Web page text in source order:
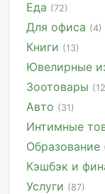
Еда (72)
Для офиса (4)
Книги (13)
Ювелирные
Зоотовары
Авто (31)
Интимные
Образование
Кэшбэк и
Услуги (87)